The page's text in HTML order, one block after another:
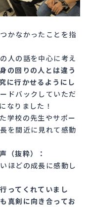
かなかったことを指
人の話を中心に考え
の回りの人とは違う
に行かせるようにし
ドバックしていただ
なりました！
学校の先生やサポー
を間近に見れて感動
（抜粋）：
ほどの成長に感動し
ってくれていまし
真剣に向き合ってお